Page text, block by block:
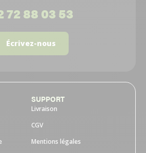
72 88 03 53
Écrivez-nous
SUPPORT
Livraison
CGV
Mentions légales